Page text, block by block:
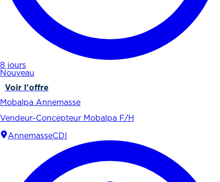
8 jours
Nouveau
Voir l'offre
Mobalpa Annemasse
Vendeur-Concepteur Mobalpa F/H
AnnemasseCDI